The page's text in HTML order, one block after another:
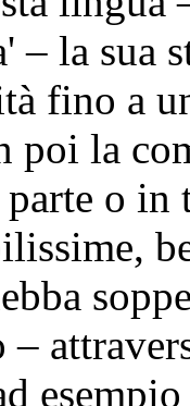
– la sua
fino a
poi la
o
–